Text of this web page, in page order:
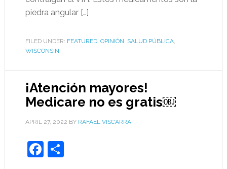
piedra angular […]
FILED UNDER: FEATURED, OPINIÓN, SALUD PÚBLICA,
WISCONSIN
¡Atención mayores!
Medicare no es gratis￼
APRIL 27, 2022 BY RAFAEL VISCARRA
Facebook
Share